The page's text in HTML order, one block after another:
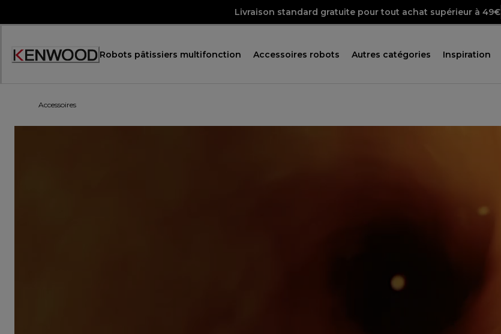
Livraison standard gratuite pour tout achat supérieur à 49€
Robots pâtissiers multifonction Accessoires robots Autres catégories Inspiration
Accessoires